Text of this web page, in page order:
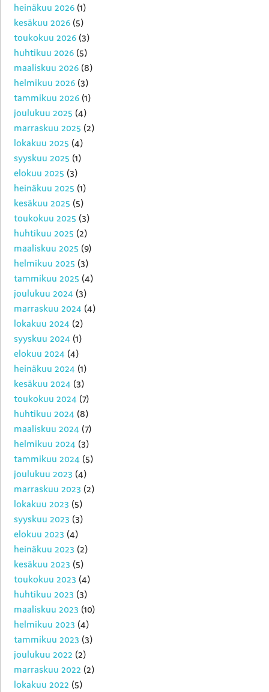
heinäkuu 2026 (1)
kesäkuu 2026 (5)
toukokuu 2026 (3)
huhtikuu 2026 (5)
maaliskuu 2026 (8)
helmikuu 2026 (3)
tammikuu 2026 (1)
joulukuu 2025 (4)
marraskuu 2025 (2)
lokakuu 2025 (4)
syyskuu 2025 (1)
elokuu 2025 (3)
heinäkuu 2025 (1)
kesäkuu 2025 (5)
toukokuu 2025 (3)
huhtikuu 2025 (2)
maaliskuu 2025 (9)
helmikuu 2025 (3)
tammikuu 2025 (4)
joulukuu 2024 (3)
marraskuu 2024 (4)
lokakuu 2024 (2)
syyskuu 2024 (1)
elokuu 2024 (4)
heinäkuu 2024 (1)
kesäkuu 2024 (3)
toukokuu 2024 (7)
huhtikuu 2024 (8)
maaliskuu 2024 (7)
helmikuu 2024 (3)
tammikuu 2024 (5)
joulukuu 2023 (4)
marraskuu 2023 (2)
lokakuu 2023 (5)
syyskuu 2023 (3)
elokuu 2023 (4)
heinäkuu 2023 (2)
kesäkuu 2023 (5)
toukokuu 2023 (4)
huhtikuu 2023 (3)
maaliskuu 2023 (10)
helmikuu 2023 (4)
tammikuu 2023 (3)
joulukuu 2022 (2)
marraskuu 2022 (2)
lokakuu 2022 (5)